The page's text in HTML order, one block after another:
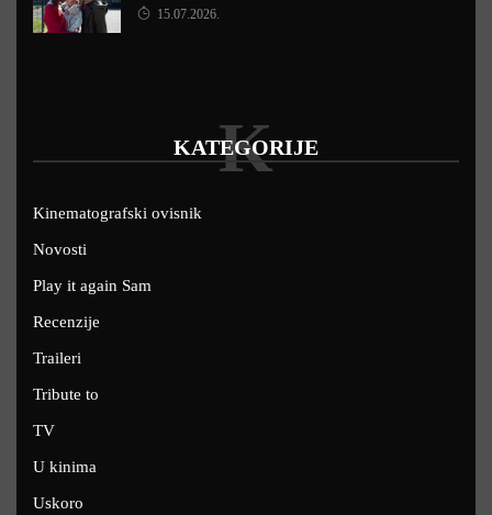
15.07.2026.
KATEGORIJE
K
Kinematografski ovisnik
Novosti
Play it again Sam
Recenzije
Traileri
Tribute to
TV
U kinima
Uskoro